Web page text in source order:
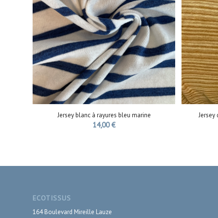
Jersey blanc à rayures bleu marine
14,00€
Jersey
ECOTISSUS
164 Boulevard Mireille Lauze